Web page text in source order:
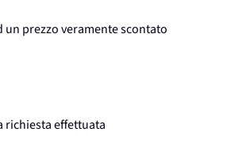
prezzo veramente scontato
effettuata